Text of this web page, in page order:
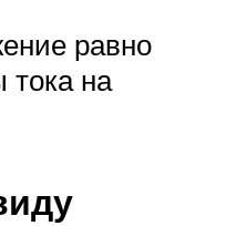
равно
тока на